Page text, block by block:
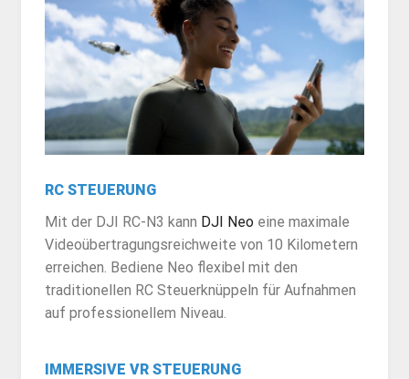
RC STEUERUNG
Mit der DJI RC-N3 kann DJI Neoeine maximale
Videoübertragungsreichweite von 10 Kilometern
erreichen. Bediene Neo flexibel mit den
traditionellen RC Steuerknüppeln für Aufnahmen
auf professionellem Niveau.
IMMERSIVE VR STEUERUNG